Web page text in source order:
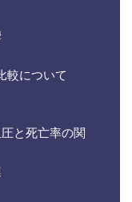
較について
と死亡率の関